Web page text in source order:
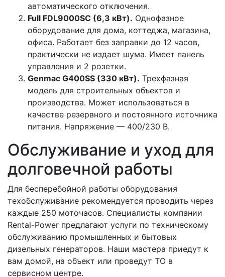
автоматического отключения.
Full FDL9000SC (6,3 кВт). Однофазное
оборудование для дома, коттеджа, магазина,
офиса. Работает без заправки до 12 часов,
практически не издает шума. Имеет панель
управления и 2 розетки.
Genmac G400SS (330 кВт). Трехфазная
модель для строительных объектов и
производства. Может использоваться в
качестве резервного и постоянного источника
питания. Напряжение — 400/230 В.
Обслуживание и уход для
долговечной работы
Для бесперебойной работы оборудования
техобслуживание рекомендуется проводить через
каждые 250 моточасов. Специалисты компании
Rental-Power предлагают услуги по техническому
обслуживанию промышленных и бытовых
дизельных генераторов. Наши мастера приедут к
вам домой, на объект или проведут ТО в
сервисном центре.